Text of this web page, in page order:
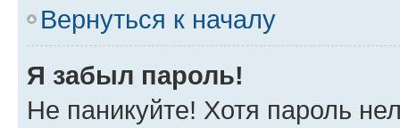
Вернуться к началу
Я забыл пароль!
Не паникуйте! Хотя пароль